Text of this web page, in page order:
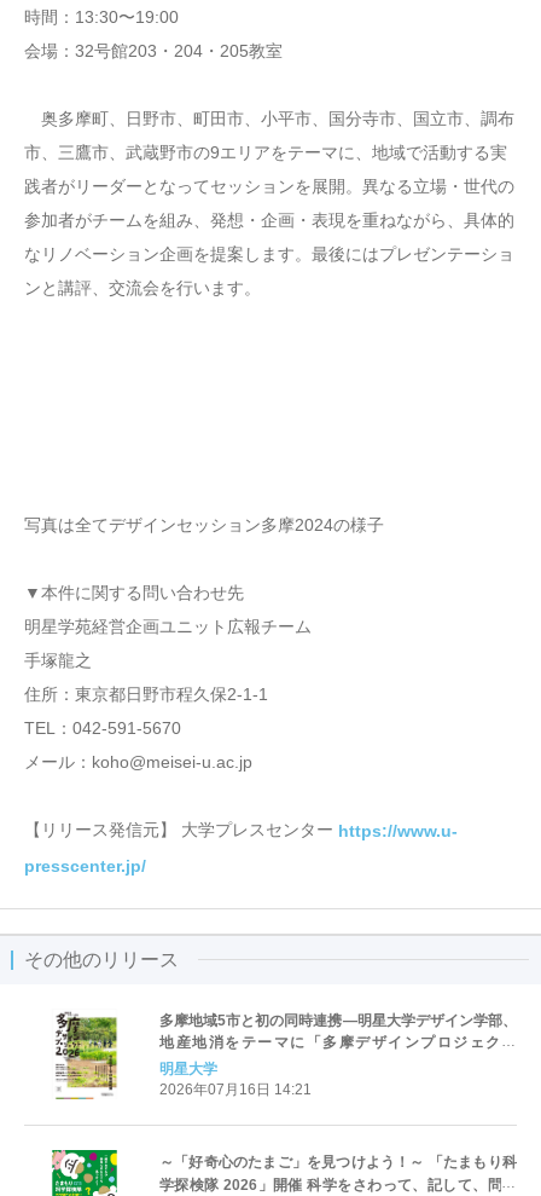
時間：13:30〜19:00
会場：32号館203・204・205教室
奥多摩町、日野市、町田市、小平市、国分寺市、国立市、調布
市、三鷹市、武蔵野市の9エリアをテーマに、地域で活動する実
践者がリーダーとなってセッションを展開。異なる立場・世代の
参加者がチームを組み、発想・企画・表現を重ねながら、具体的
なリノベーション企画を提案します。最後にはプレゼンテーショ
ンと講評、交流会を行います。
写真は全てデザインセッション多摩2024の様子
▼本件に関する問い合わせ先
明星学苑経営企画ユニット広報チーム
手塚龍之
住所：東京都日野市程久保2-1-1
TEL：042-591-5670
メール：koho@meisei-u.ac.jp
【リリース発信元】 大学プレスセンター https://www.u-
presscenter.jp/
その他のリリース
多摩地域5市と初の同時連携―明星大学デザイン学部、
地産地消をテーマに「多摩デザインプロジェクト
2026」最終発表会を開催
明星大学
2026年07月16日 14:21
～「好奇心のたまご」を見つけよう！～ 「たまもり科
学探検隊 2026」開催 科学をさわって、記して、問い